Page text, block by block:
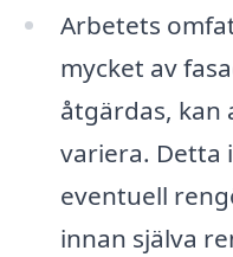
Arbetets
mycket av
åtgärdas, kan
variera. Detta
eventuell
innan själva